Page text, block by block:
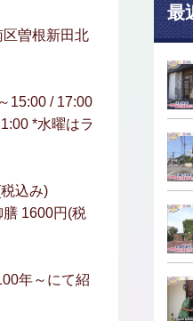
区曽根新田北
15:00 / 17:00
*水曜はラ
込み)
1600円(税
年～にて紹
最